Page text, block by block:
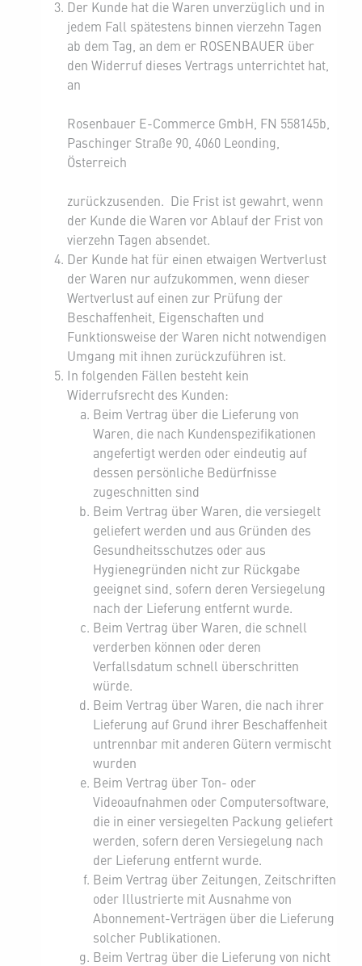
Der Kunde hat die Waren unverzüglich und in
jedem Fall spätestens binnen vierzehn Tagen
ab dem Tag, an dem er ROSENBAUER über
den Widerruf dieses Vertrags unterrichtet hat,
an
Rosenbauer E-Commerce GmbH, FN 558145b,
Paschinger Straße 90, 4060 Leonding,
Österreich
zurückzusenden. Die Frist ist gewahrt, wenn
der Kunde die Waren vor Ablauf der Frist von
vierzehn Tagen absendet.
Der Kunde hat für einen etwaigen Wertverlust
der Waren nur aufzukommen, wenn dieser
Wertverlust auf einen zur Prüfung der
Beschaffenheit, Eigenschaften und
Funktionsweise der Waren nicht notwendigen
Umgang mit ihnen zurückzuführen ist.
In folgenden Fällen besteht kein
Widerrufsrecht des Kunden:
Beim Vertrag über die Lieferung von
Waren, die nach Kundenspezifikationen
angefertigt werden oder eindeutig auf
dessen persönliche Bedürfnisse
zugeschnitten sind
Beim Vertrag über Waren, die versiegelt
geliefert werden und aus Gründen des
Gesundheitsschutzes oder aus
Hygienegründen nicht zur Rückgabe
geeignet sind, sofern deren Versiegelung
nach der Lieferung entfernt wurde.
Beim Vertrag über Waren, die schnell
verderben können oder deren
Verfallsdatum schnell überschritten
würde.
Beim Vertrag über Waren, die nach ihrer
Lieferung auf Grund ihrer Beschaffenheit
untrennbar mit anderen Gütern vermischt
wurden
Beim Vertrag über Ton- oder
Videoaufnahmen oder Computersoftware,
die in einer versiegelten Packung geliefert
werden, sofern deren Versiegelung nach
der Lieferung entfernt wurde.
Beim Vertrag über Zeitungen, Zeitschriften
oder Illustrierte mit Ausnahme von
Abonnement-Verträgen über die Lieferung
solcher Publikationen.
Beim Vertrag über die Lieferung von nicht